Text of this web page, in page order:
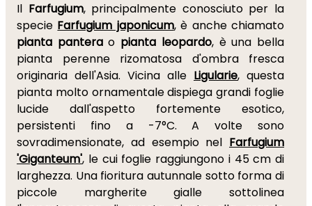
Il Farfugium, principalmente conosciuto per la
specie Farfugium japonicum, è anche chiamato
pianta panterao pianta leopardo, è una bella
pianta perenne rizomatosa d'ombra fresca
originaria dell'Asia. Vicina alle Ligularie, questa
pianta molto ornamentale dispiega grandi foglie
lucide dall'aspetto fortemente esotico,
persistenti fino a -7°C. A volte sono
sovradimensionate, ad esempio nel Farfugium
'Giganteum', le cui foglie raggiungono i 45 cm di
larghezza. Una fioritura autunnale sotto forma di
piccole margherite gialle sottolinea